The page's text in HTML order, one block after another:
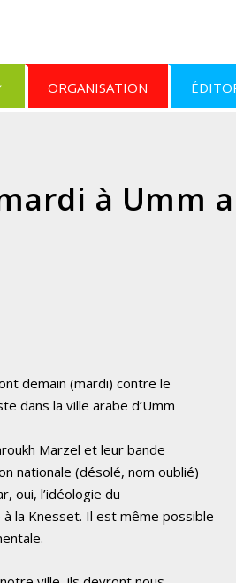
ORGANISATION
à Umm
demain (mardi) contre le
dans la ville arabe d’Umm
Marzel et leur bande
nationale (désolé, nom oublié)
oui, l’idéologie du
la Knesset. Il est même possible